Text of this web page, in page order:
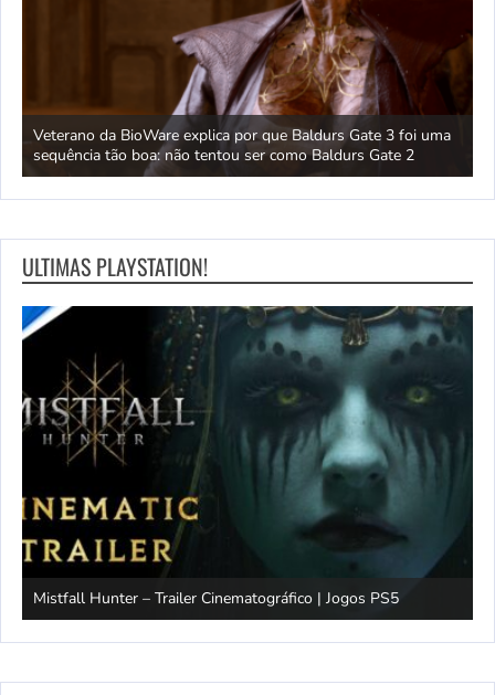
Veterano da BioWare explica por que Baldurs Gate 3 foi uma
sequência tão boa: não tentou ser como Baldurs Gate 2
ULTIMAS PLAYSTATION!
Mistfall Hunter – Trailer Cinematográfico | Jogos PS5